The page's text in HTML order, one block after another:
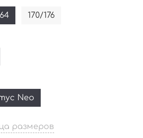
размеров
170/176
Neo